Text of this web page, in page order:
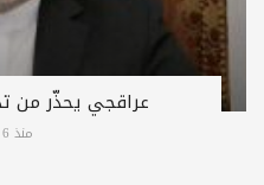
عراقجي يحذّر من
منذ 6 أيام